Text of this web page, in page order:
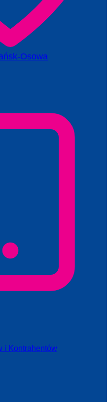
Osowa
i Kontrahentów